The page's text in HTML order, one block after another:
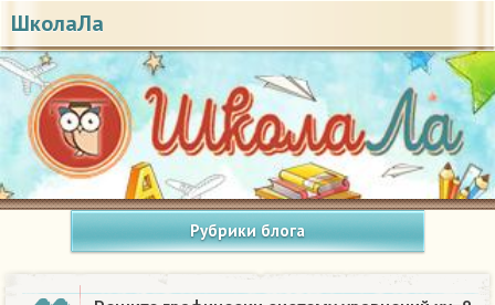
ШколаЛа
Рубрики блога